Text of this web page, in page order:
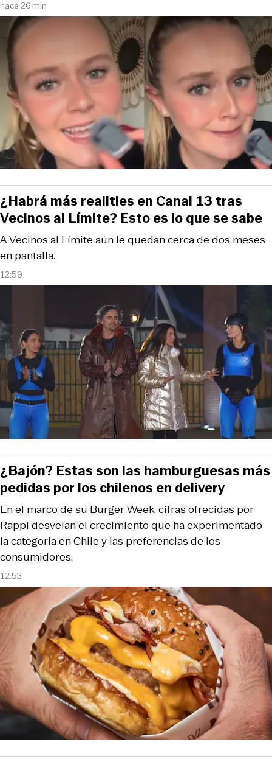
hace 26 min
12:59
A Vecinos al Límite aún le quedan cerca de dos meses
en pantalla.
¿Habrá más realities en Canal 13 tras
Vecinos al Límite? Esto es lo que se sabe
12:53
En el marco de su Burger Week, cifras ofrecidas por
Rappi desvelan el crecimiento que ha experimentado
la categoría en Chile y las preferencias de los
consumidores.
¿Bajón? Estas son las hamburguesas más
pedidas por los chilenos en delivery